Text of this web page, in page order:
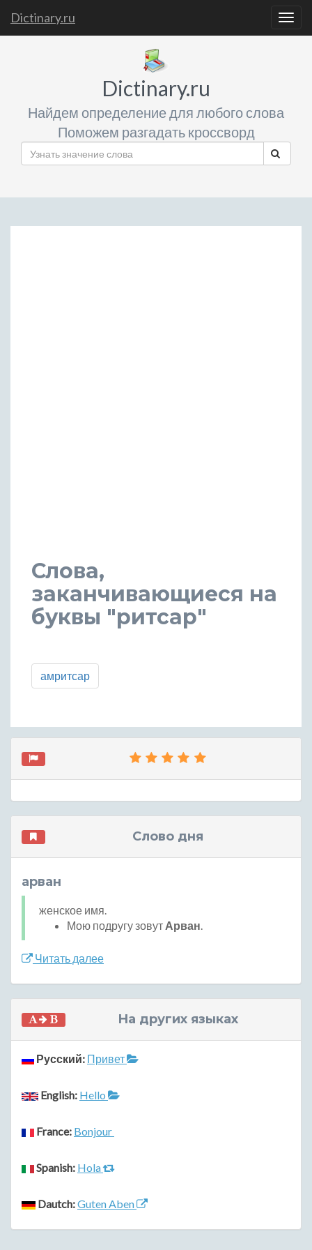
Dictinary.ru
Dictinary.ru
Найдем определение для любого слова
Поможем разгадать кроссворд
Слова,
заканчивающиеся на
буквы "ритсар"
амритсар
Слово дня
арван
женское имя.
Мою подругу зовут Арван.
Читать далее
На других языках
Русский: Привет
English: Hello
France: Bonjour
Spanish: Hola
Dautch:Guten Aben